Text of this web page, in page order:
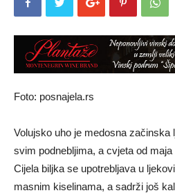
Foto: posnajela.rs
Volujsko uho je medosna začinska
svim podnebljima, a cvjeta od
Cijela biljka se upotrebljava u
masnim kiselinama, a sadrži još